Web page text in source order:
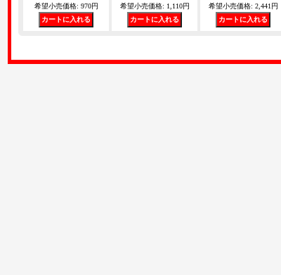
希望小売価格: 970円
希望小売価格: 1,110円
希望小売価格: 2,441円